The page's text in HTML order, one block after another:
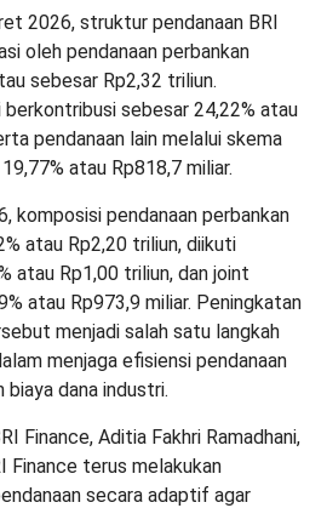
2026, struktur pendanaan BRI
oleh pendanaan perbankan
sebesar Rp2,32 triliun.
sebesar 24,22% atau
pendanaan lain melalui skema
atau Rp818,7 miliar.
komposisi pendanaan perbankan
atau Rp2,20 triliun, diikuti
atau Rp1,00 triliun, dan joint
atau Rp973,9 miliar. Peningkatan
menjadi salah satu langkah
menjaga efisiensi pendanaan
dana industri.
Finance, Aditia Fakhri Ramadhani,
Finance terus melakukan
secara adaptif agar